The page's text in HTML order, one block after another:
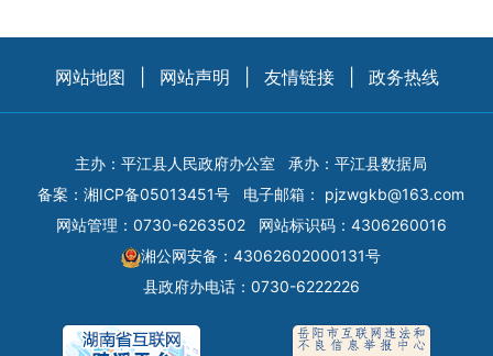
网站地图 网站声明 友情链接 政务热线
主办：平江县人民政府办公室
承办：平江县数据局
备案： 湘ICP备05013451号 电子邮箱： pjzwgkb@163.com
网站管理：0730-6263502
网站标识码：4306260016
湘公网安备：43062602000131号
县政府办电话：0730-6222226